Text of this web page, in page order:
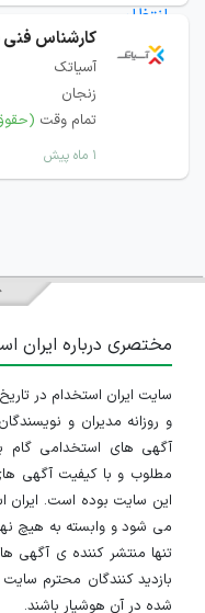
کارشناس
آسیاتک
زنجان
تمام وقت
۱ ماه پیش
مختصری درباره ایران
و روزانه مدیران و
آگهی های استخدامی گام
مطلوب و با کیفیت آگهی
این سایت بوده است.
می شود و وابسته به هیچ
تنها منتشر کننده ی آگهی
بازدید کنندگان محترم
شده در آن هوشیار باشند.